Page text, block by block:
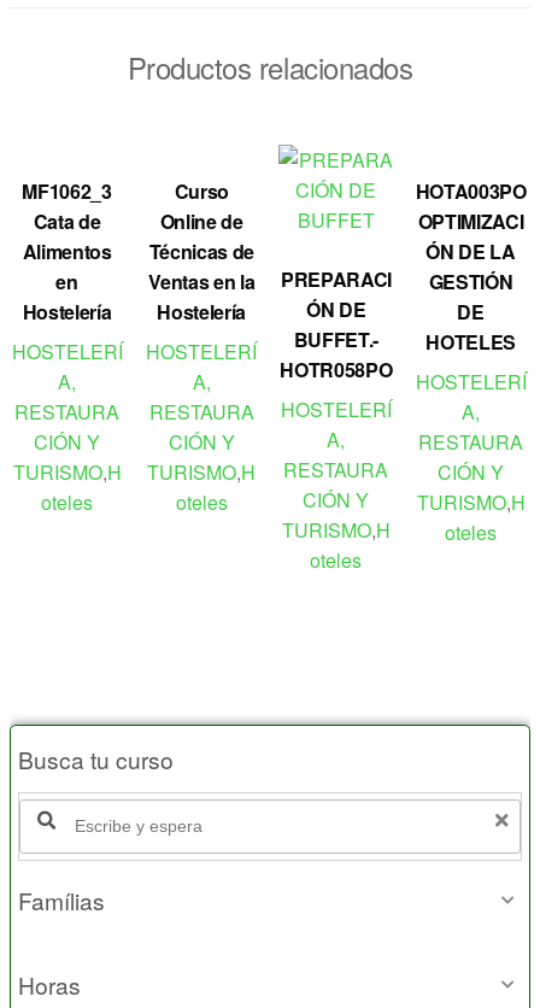
Productos relacionados
MF1062_3
Cata de
Alimentos
en
Hostelería
HOSTELERÍ
A,
RESTAURA
CIÓN Y
TURISMO,H
oteles
Curso
Online de
Técnicas de
Ventas en la
Hostelería
HOSTELERÍ
A,
RESTAURA
CIÓN Y
TURISMO,H
oteles
PREPARACI
ÓN DE
BUFFET.-
HOTR058PO
HOSTELERÍ
A,
RESTAURA
CIÓN Y
TURISMO,H
oteles
HOTA003PO
OPTIMIZACI
ÓN DE LA
GESTIÓN
DE
HOTELES
HOSTELERÍ
A,
RESTAURA
CIÓN Y
TURISMO,H
oteles
Busca tu curso
Buscar productos:
Famílias
Horas